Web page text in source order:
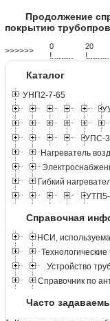
Продолжение
покрытию
>>>>>> 0
!...................
20
!...................
Каталог
УНП2-7-65
УПС-
Нагреватель
Гибкий
Справочная
НСИ,
Устройство
Справочник по
Часто